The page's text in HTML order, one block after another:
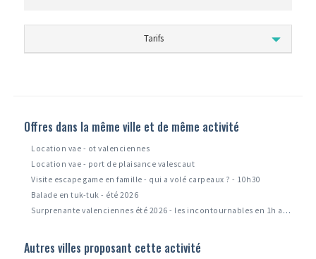
Tarifs
Offres dans la même ville et de même activité
Location vae - ot valenciennes
Location vae - port de plaisance valescaut
Visite escape game en famille - qui a volé carpeaux ? - 10h30
Balade en tuk-tuk - été 2026
Surprenante valenciennes été 2026 - les incontournables en 1h avec un guide
Autres villes proposant cette activité